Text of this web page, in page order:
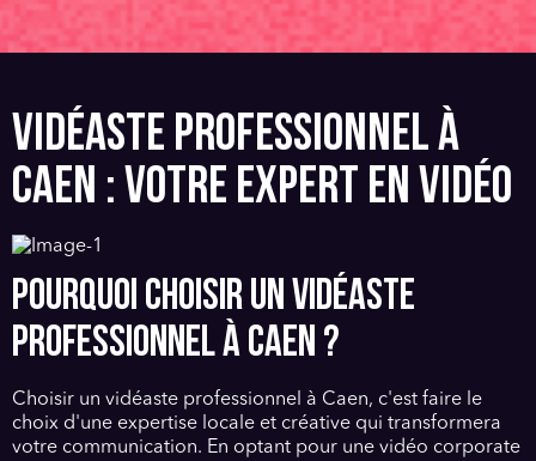
VIDÉASTE PROFESSIONNEL À
CAEN : VOTRE EXPERT EN VIDÉO
POURQUOI CHOISIR UN VIDÉASTE
PROFESSIONNEL À CAEN ?
Choisir un vidéaste professionnel à Caen, c'est faire le
choix d'une expertise locale et créative qui transformera
votre communication. En optant pour une vidéo corporate